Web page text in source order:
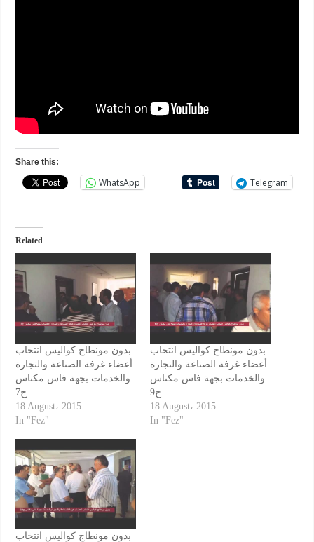
Share this:
WhatsApp Telegram
Related
بدون مونطاج كواليس انتخاب
أعضاء غرفة الصناعة والتجارة
والخدمات بجهة فاس مكناس
ج7
18 August، 2015
In "Fez"
بدون مونطاج كواليس انتخاب
أعضاء غرفة الصناعة والتجارة
والخدمات بجهة فاس مكناس
ج9
18 August، 2015
In "Fez"
بدون مونطاج كواليس انتخاب